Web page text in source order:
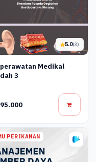
5.0(3)
Medikal
3
PERIKANAN